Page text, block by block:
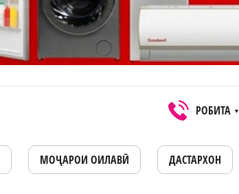
РОБИТА ▼
МОҶАРОИ ОИЛАВӢ ДАСТАРХОН